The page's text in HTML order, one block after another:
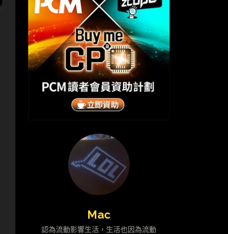
Mac
認為流動影響生活，生活也因為流動